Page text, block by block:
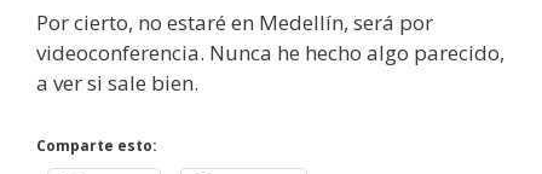
Por cierto, no estaré en Medellín, será por
videoconferencia. Nunca he hecho algo parecido,
a ver si sale bien.
Comparte esto: